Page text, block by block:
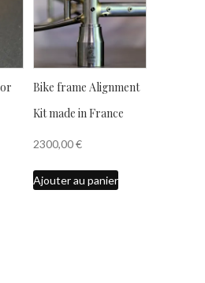
Bike frame Alignment
Kit made in France
2300,00€
Ajouter au panier